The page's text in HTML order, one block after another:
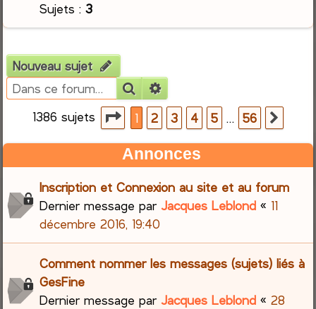
Sujets :3
Nouveau sujet
Rechercher
1386 sujets
Page1sur 56
1 2 3 4 5 … 56
Annonces
Inscription et Connexion au site et au forum
Dernier message parJacques Leblond « 11
décembre 2016, 19:40
Comment nommer les messages (sujets) liés à
GesFine
Dernier message parJacques Leblond «28